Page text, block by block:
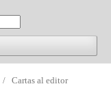
/ Cartas al editor